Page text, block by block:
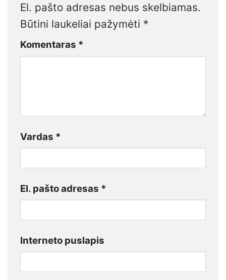
El. pašto adresas nebus skelbiamas.
Būtini laukeliai pažymėti *
Komentaras *
Vardas *
El. pašto adresas *
Interneto puslapis